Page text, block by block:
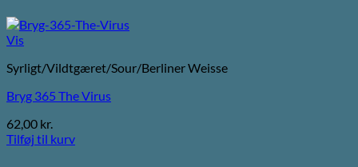
Vis
Syrligt/Vildtgæret/Sour/Berliner Weisse
Bryg 365 The Virus
62,00 kr.
Tilføj til kurv